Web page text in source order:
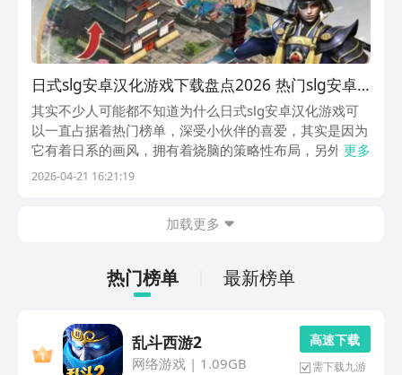
日式slg安卓汉化游戏下载盘点2026 热门slg安卓
游戏介绍
其实不少人可能都不知道为什么日式slg安卓汉化游戏可
以一直占据着热门榜单，深受小伙伴的喜爱，其实是因为
它有着日系的画风，拥有着烧脑的策略性布局，另外还有
更为流畅的中文汉化版，不需要纠结语言上面的障碍，就
更多
2026-04-21 16:21:19
加载更多
热门榜单 最新榜单
乱斗西游2
网络游戏| 1.09GB
高 速 下 载
需下载九游